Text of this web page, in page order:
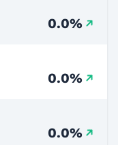
0.0%
0.0%
0.0%